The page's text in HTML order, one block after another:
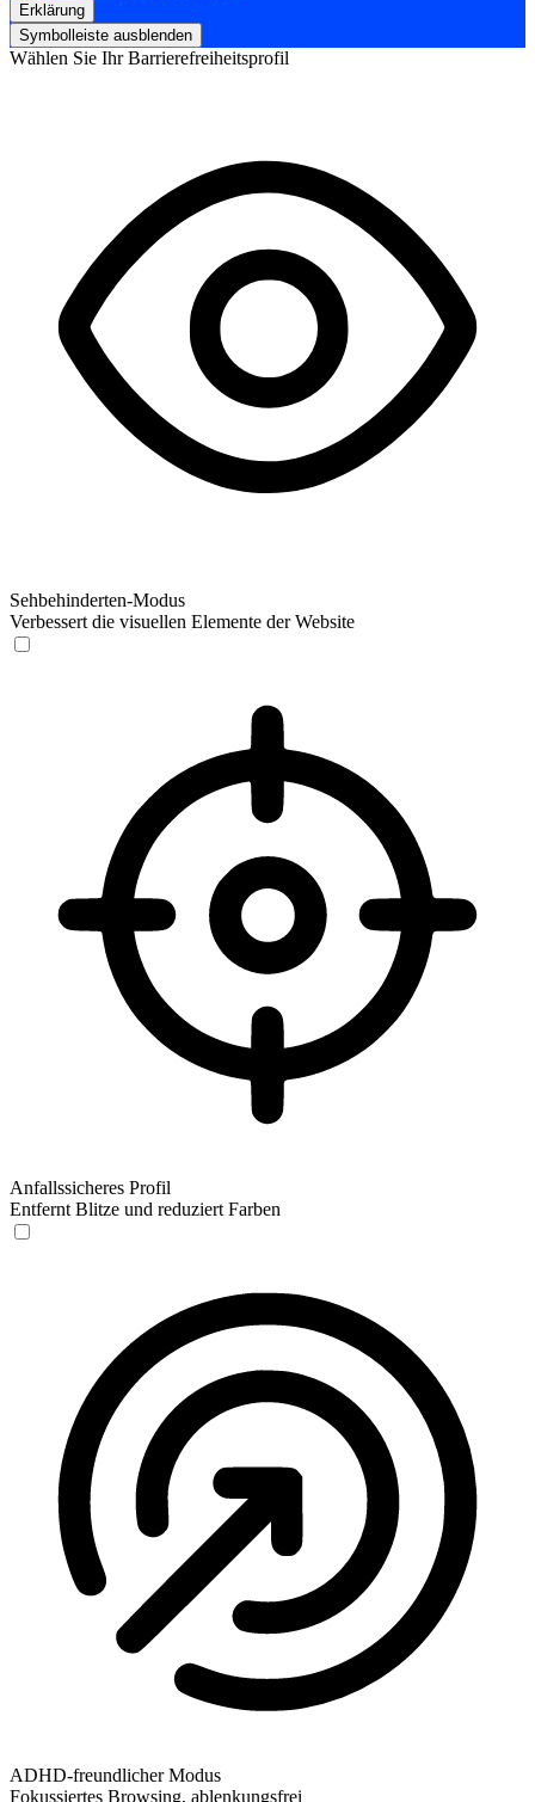
Erklärung
Symbolleiste ausblenden
Wählen Sie Ihr Barrierefreiheitsprofil
Sehbehinderten-Modus
Verbessert die visuellen Elemente der Website
Anfallssicheres Profil
Entfernt Blitze und reduziert Farben
ADHD-freundlicher Modus
Fokussiertes Browsing, ablenkungsfrei